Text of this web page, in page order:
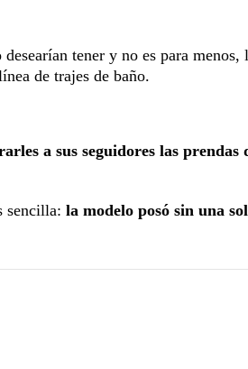
tener y no es para
de trajes de baño.
a sus seguidores las prendas
sencilla: la modelo posó sin una